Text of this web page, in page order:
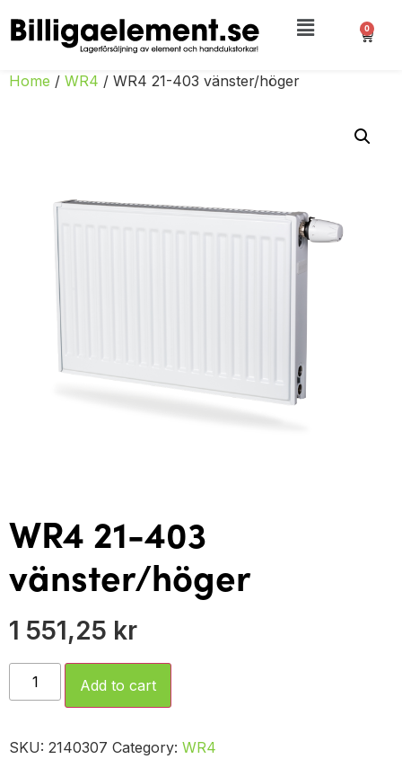
0
Home / WR4 / WR4 21-403 vänster/höger
WR4 21-403
vänster/höger
1 551,25 kr
Add to cart
SKU: 2140307 Category: WR4